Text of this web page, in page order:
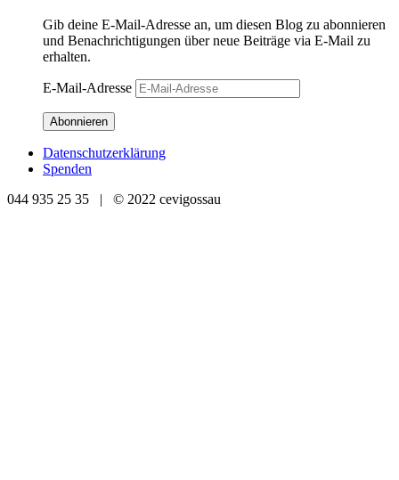
Gib deine E-Mail-Adresse an, um diesen Blog zu abonnieren
und Benachrichtigungen über neue Beiträge via E-Mail zu
erhalten.
E-Mail-Adresse
Abonnieren
Datenschutzerklärung
Spenden
044 935 25 35 | © 2022 cevigossau